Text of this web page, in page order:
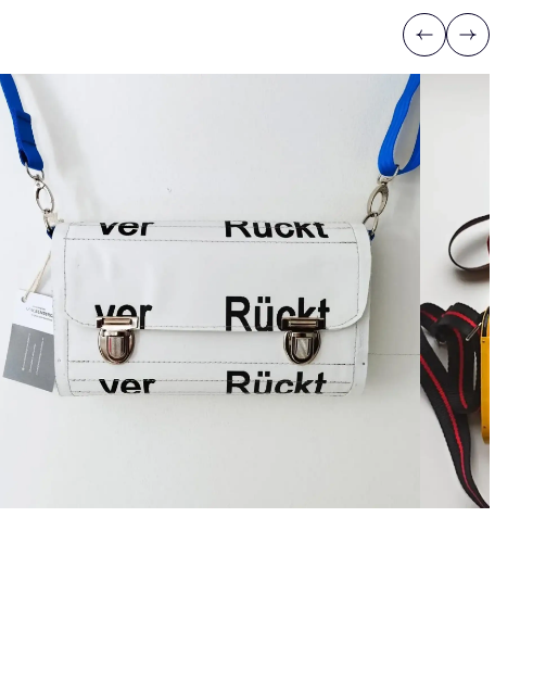
Previous
Next